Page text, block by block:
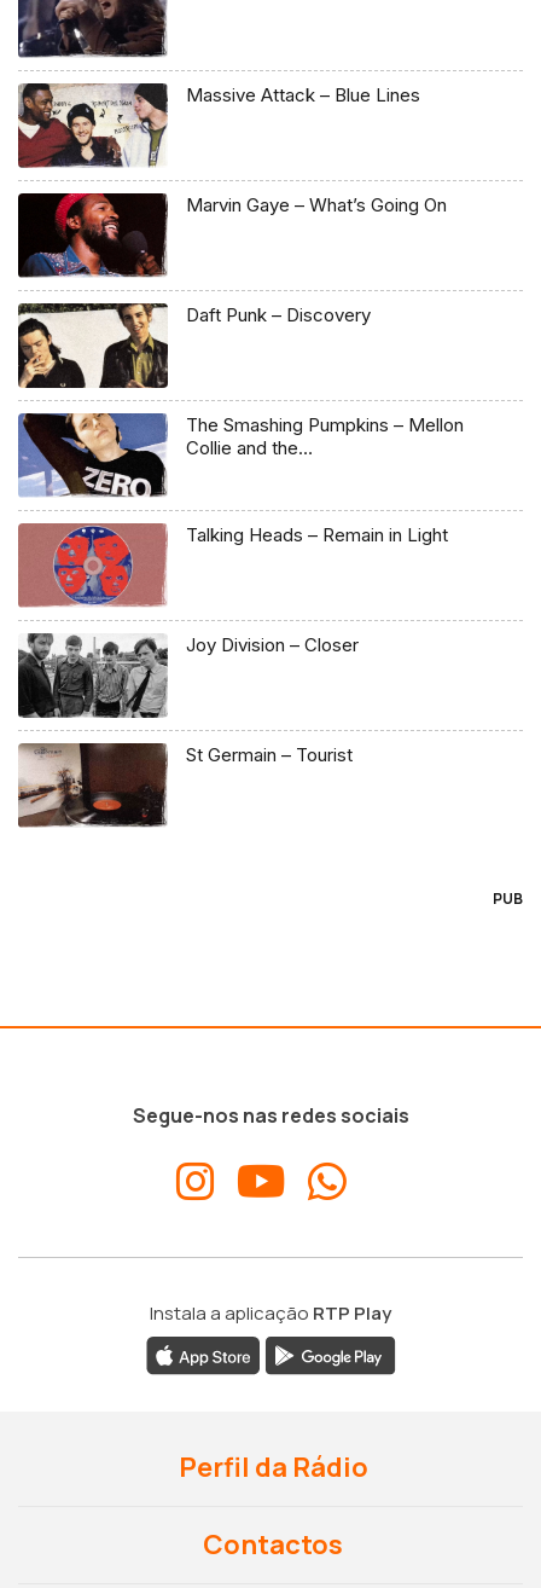
Massive Attack – Blue Lines
Marvin Gaye – What’s Going On
Daft Punk – Discovery
The Smashing Pumpkins – Mellon
Collie and the…
Talking Heads – Remain in Light
Joy Division – Closer
St Germain – Tourist
PUB
Segue-nos nas redes sociais
Instala a aplicação RTP Play
Perfil da Rádio
Contactos